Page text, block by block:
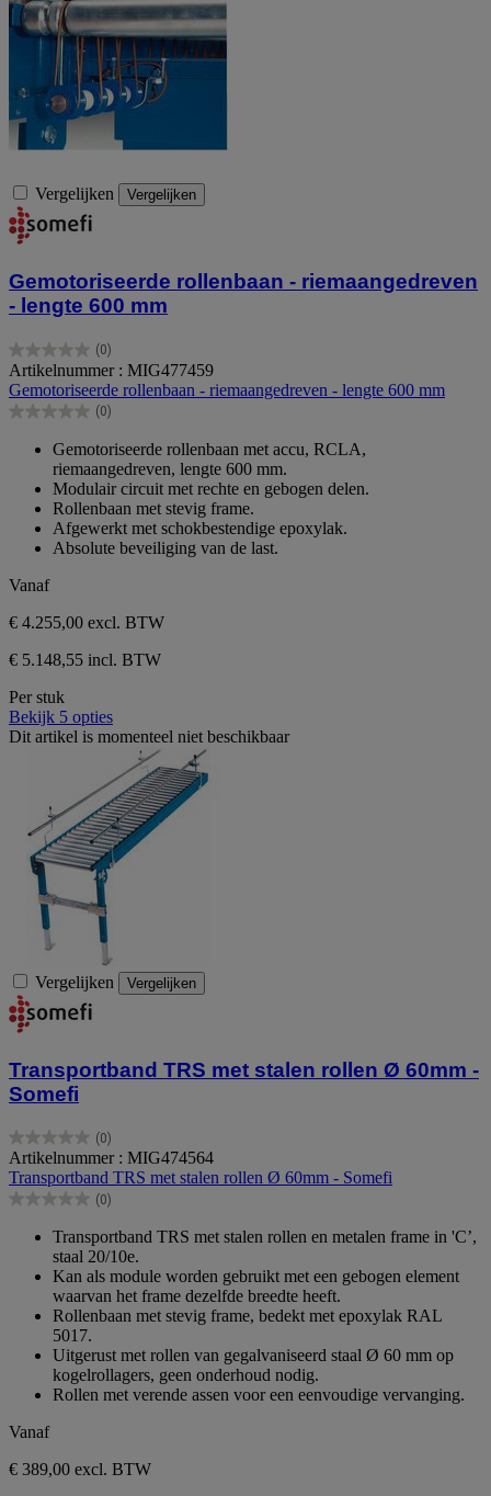
Vergelijken Vergelijken
Gemotoriseerde rollenbaan - riemaangedreven
- lengte 600 mm
(0)
0.0
van
de
5
Artikelnummer : MIG477459
Gemotoriseerde rollenbaan - riemaangedreven - lengte 600 mm
(0)
0.0
sterren.
Gemotoriseerde rollenbaan met accu, RCLA,
riemaangedreven, lengte 600 mm.
Modulair circuit met rechte en gebogen delen.
Rollenbaan met stevig frame.
Afgewerkt met schokbestendige epoxylak.
Absolute beveiliging van de last.
Vanaf
€ 4.255,00 excl. BTW
€ 5.148,55 incl. BTW
Per stuk
Bekijk 5 opties
Dit artikel is momenteel niet beschikbaar
Vergelijken Vergelijken
Transportband TRS met stalen rollen Ø 60mm -
Somefi
(0)
0.0
van
de
5
Artikelnummer : MIG474564
Transportband TRS met stalen rollen Ø 60mm - Somefi
(0)
0.0
sterren.
Transportband TRS met stalen rollen en metalen frame in 'C’,
staal 20/10e.
Kan als module worden gebruikt met een gebogen element
waarvan het frame dezelfde breedte heeft.
Rollenbaan met stevig frame, bedekt met epoxylak RAL
5017.
Uitgerust met rollen van gegalvaniseerd staal Ø 60 mm op
kogelrollagers, geen onderhoud nodig.
Rollen met verende assen voor een eenvoudige vervanging.
Vanaf
€ 389,00 excl. BTW